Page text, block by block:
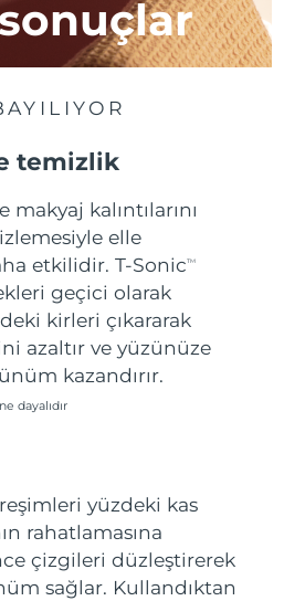
temizlik
makyaj kalıntılarını
elle
etkilidir. T-SonicTM
geçici olarak
kirleri çıkararak
azaltır ve yüzünüze
kazandırır.
dayalıdır
yüzdeki kas
rahatlamasına
çizgileri düzleştirerek
sağlar. Kullandıktan
Tahmini teslim tarihi
14/08/2026
Tahmini teslim tarihi
Tahmini teslim tarihi
Tahmini teslim tarihi
Tahmini teslim tarihi
12/08/2026
Tahmini teslim tarihi
Tahmini teslim tarihi
11/08/2026
Tahmini teslim tarihi
10/08/2026